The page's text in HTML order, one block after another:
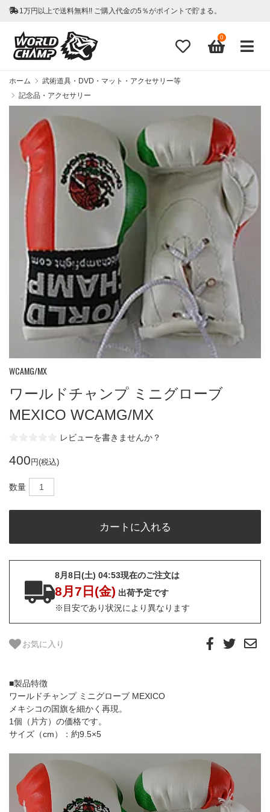
1万円以上で送料無料!! ご購入代金の5％がポイントで貯まる。
0
ホーム
武術道具・DVD・マット・アクセサリー等
記念品・アクセサリー
WCAMG/MX
ワールドチャンプ ミニグローブ
MEXICO WCAMG/MX
レビューを書きませんか？
400 円(税込)
数量
8月8日(土) 04:53現在のご注文は
8月7日(金) 出荷予定です
※目安であり状況により異なります
お気に入り
■製品特徴
ワールドチャンプ ミニグローブ MEXICO
メキシコの国旗を細かく再現。
1個（片方）の価格です。
サイズ（cm）：約9.5×5